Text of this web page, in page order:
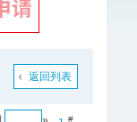
返回列表
#